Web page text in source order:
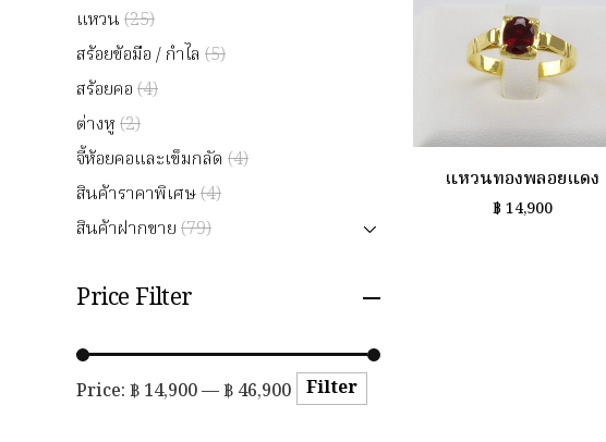
แหวน(25)
สร้อยข้อมือ / กำไล (5)
สร้อยคอ(4)
ต่างหู(2)
จี้ห้อยคอและเข็มกลัด (4)
สินค้าราคาพิเศษ(4)
สินค้าฝากขาย(79)
Price Filter
Price:฿ 14,900—฿ 46,900 Filter
แหวนทองพลอยแดง
฿ 14,900